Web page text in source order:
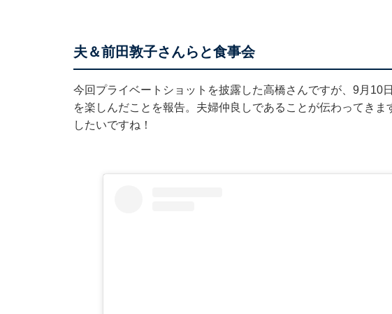
夫＆前田敦子さんらと食事会
今回プライベートショットを披露した高橋さんですが、9月10
を楽しんだことを報告。夫婦仲良しであることが伝わってき
したいですね！